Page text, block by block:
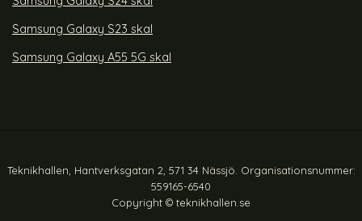
Samsung Galaxy S23 skal
Samsung Galaxy A55 5G skal
Teknikhallen, Hantverksgatan 2, 571 34 Nässjö. Organisationsnummer:
559165-6540
Copyright © teknikhallen.se